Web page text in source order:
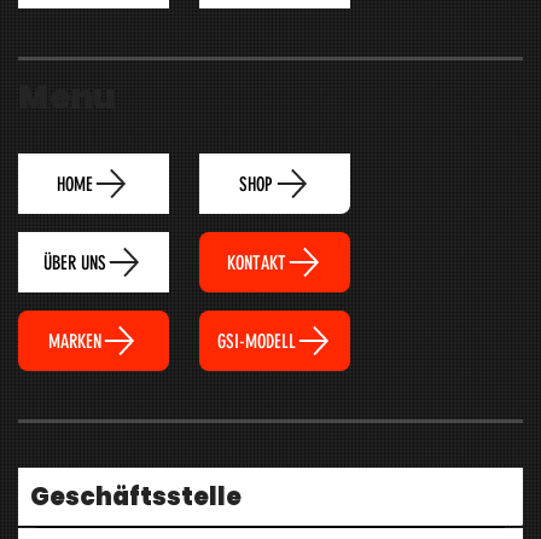
HOME SHOP
ÜBER UNS KONTAKT
MARKEN GSI-MODELL
Geschäftsstelle